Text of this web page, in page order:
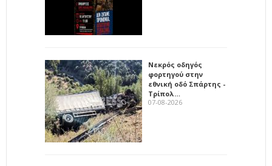
Νεκρός οδηγός
φορτηγού στην
εθνική οδό Σπάρτης -
Τρίπολ…
07-08-2026